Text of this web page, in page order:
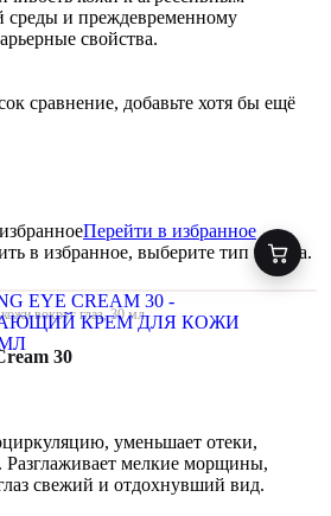
и преждевременному
свойства.
сравнение, добавьте хотя бы ещё
Перейти в избранное
в избранное, выберите тип товара.
вокруг глаз, 30 мл
30
уменьшает отеки,
Разглаживает мелкие морщины,
свежий и отдохнувший вид.